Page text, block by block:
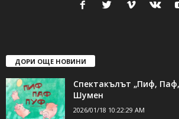
ДОРИ ОЩЕ НОВИНИ
Спектакълът „Пиф,
Шумен
2026/01/18 10:22:29 AM